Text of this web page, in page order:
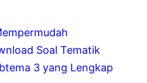
Soal Tematik
3 yang Lengkap